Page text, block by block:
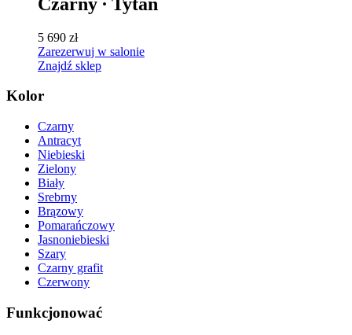
5 690 zł
Zarezerwuj w salonie
Znajdź sklep
Kolor
Czarny
Antracyt
Niebieski
Zielony
Biały
Srebrny
Brązowy
Pomarańczowy
Jasnoniebieski
Szary
Czarny grafit
Czerwony
Funkcjonować